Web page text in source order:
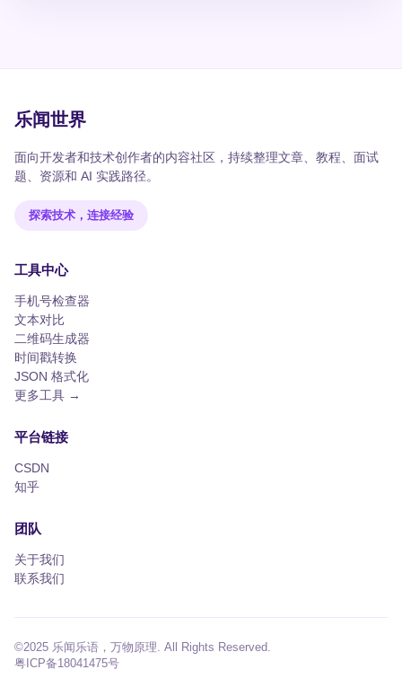
乐闻世界
面向开发者和技术创作者的内容社区，持续整理文章、教程、面试
题、资源和 AI 实践路径。
探索技术，连接经验
工具中心
手机号检查器
文本对比
二维码生成器
时间戳转换
JSON 格式化
更多工具 →
平台链接
CSDN
知乎
团队
关于我们
联系我们
©2025 乐闻乐语，万物原理. All Rights Reserved.
粤ICP备18041475号